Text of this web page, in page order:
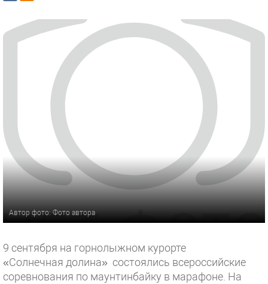
Автор фото: Фото автора
9 сентября на горнолыжном курорте
«Солнечная долина» состоялись всероссийские
соревнования по маунтинбайку в марафоне. На